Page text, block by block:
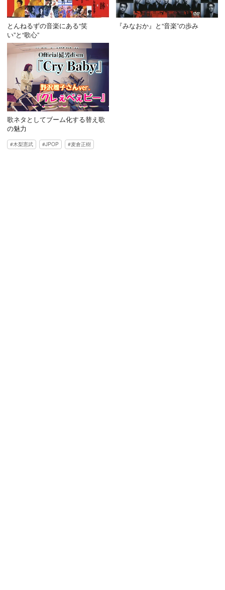
とんねるずの音楽にある“笑
い”と“歌心”
『みなおか』と“音楽”の歩み
歌ネタとしてブーム化する替え歌
の魅力
木梨憲武 JPOP 麦倉正樹